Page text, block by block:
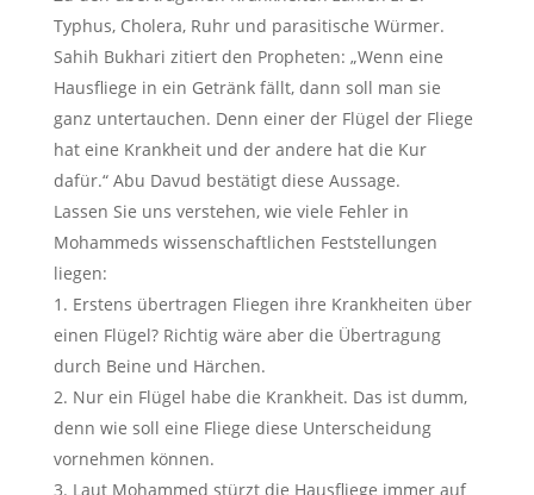
Typhus, Cholera, Ruhr und parasitische Würmer.
Sahih Bukhari zitiert den Propheten: „Wenn eine
Hausfliege in ein Getränk fällt, dann soll man sie
ganz untertauchen. Denn einer der Flügel der Fliege
hat eine Krankheit und der andere hat die Kur
dafür.“ Abu Davud bestätigt diese Aussage.
Lassen Sie uns verstehen, wie viele Fehler in
Mohammeds wissenschaftlichen Feststellungen
liegen:
1. Erstens übertragen Fliegen ihre Krankheiten über
einen Flügel? Richtig wäre aber die Übertragung
durch Beine und Härchen.
2. Nur ein Flügel habe die Krankheit. Das ist dumm,
denn wie soll eine Fliege diese Unterscheidung
vornehmen können.
3. Laut Mohammed stürzt die Hausfliege immer auf